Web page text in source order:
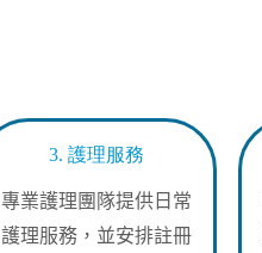
3. 護理服務
專業護理團隊提供日常
護理服務，並安排註冊